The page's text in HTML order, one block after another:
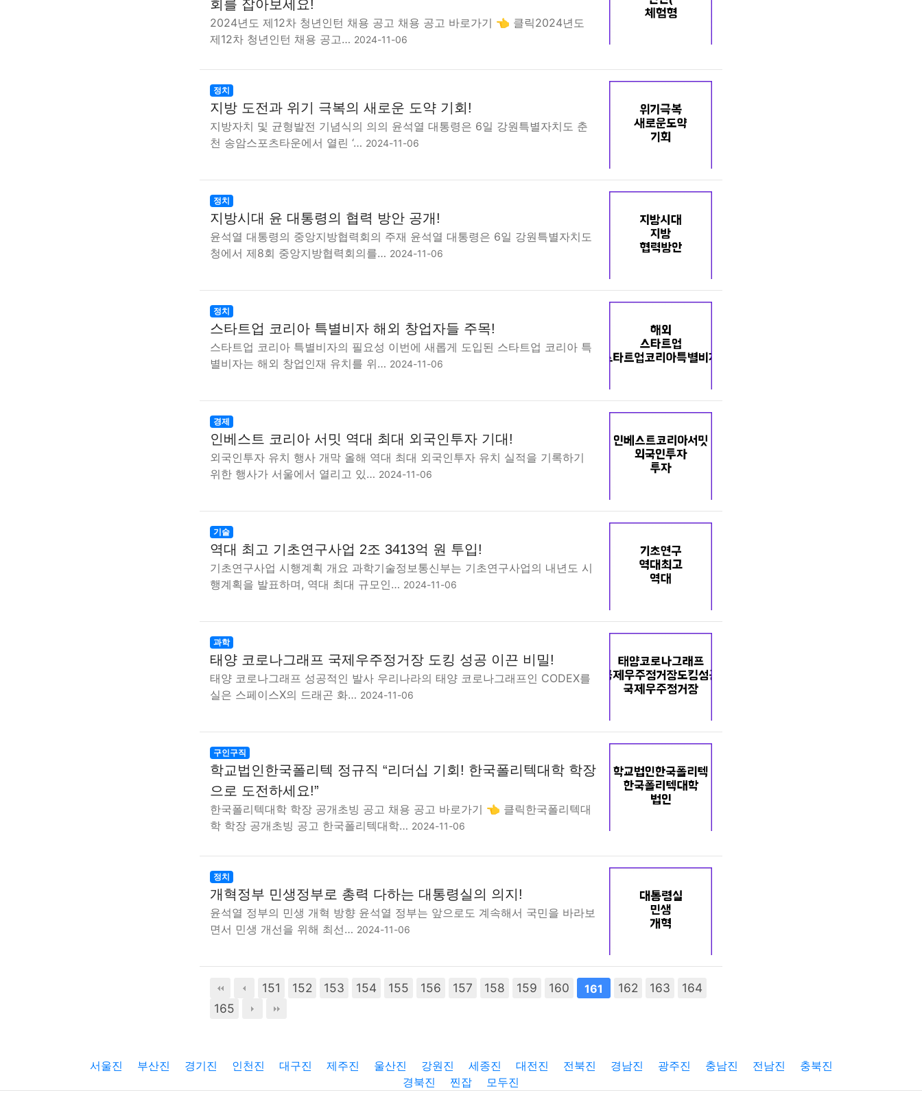
회를 잡아보세요!
2024년도 제12차 청년인턴 채용 공고 채용 공고 바로가기 👈 클릭2024년도
제12차 청년인턴 채용 공고… 2024-11-06
정치
지방 도전과 위기 극복의 새로운 도약 기회!
지방자치 및 균형발전 기념식의 의의 윤석열 대통령은 6일 강원특별자치도 춘
천 송암스포츠타운에서 열린 ‘… 2024-11-06
정치
지방시대 윤 대통령의 협력 방안 공개!
윤석열 대통령의 중앙지방협력회의 주재 윤석열 대통령은 6일 강원특별자치도
청에서 제8회 중앙지방협력회의를… 2024-11-06
정치
스타트업 코리아 특별비자 해외 창업자들 주목!
스타트업 코리아 특별비자의 필요성 이번에 새롭게 도입된 스타트업 코리아 특
별비자는 해외 창업인재 유치를 위… 2024-11-06
경제
인베스트 코리아 서밋 역대 최대 외국인투자 기대!
외국인투자 유치 행사 개막 올해 역대 최대 외국인투자 유치 실적을 기록하기
위한 행사가 서울에서 열리고 있… 2024-11-06
기술
역대 최고 기초연구사업 2조 3413억 원 투입!
기초연구사업 시행계획 개요 과학기술정보통신부는 기초연구사업의 내년도 시
행계획을 발표하며, 역대 최대 규모인… 2024-11-06
과학
태양 코로나그래프 국제우주정거장 도킹 성공 이끈 비밀!
태양 코로나그래프 성공적인 발사 우리나라의 태양 코로나그래프인 CODEX를
실은 스페이스X의 드래곤 화… 2024-11-06
구인구직
학교법인한국폴리텍 정규직 “리더십 기회! 한국폴리텍대학 학장
으로 도전하세요!”
한국폴리텍대학 학장 공개초빙 공고 채용 공고 바로가기 👈 클릭한국폴리텍대
학 학장 공개초빙 공고 한국폴리텍대학… 2024-11-06
정치
개혁정부 민생정부로 총력 다하는 대통령실의 의지!
윤석열 정부의 민생 개혁 방향 윤석열 정부는 앞으로도 계속해서 국민을 바라보
면서 민생 개선을 위해 최선… 2024-11-06
151 152 153 154 155 156 157 158 159 160 161 162 163
164
165
서울진 부산진 경기진 인천진 대구진 제주진 울산진 강원진 세종진 대전진 전북진 경남진 광주진 충남진 전남진
충북진
경북진
찐잡 모두진